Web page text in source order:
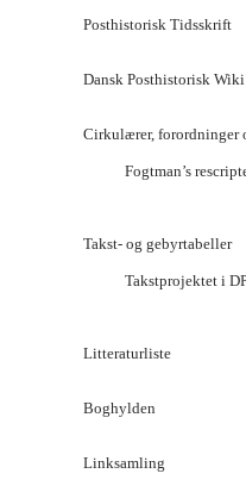
Posthistorisk Tidsskrift
Dansk Posthistorisk Wiki
Cirkulærer, forordninger
Fogtman’s
Takst- og gebyrtabeller
Takstprojektet i
Litteraturliste
Boghylden
Linksamling